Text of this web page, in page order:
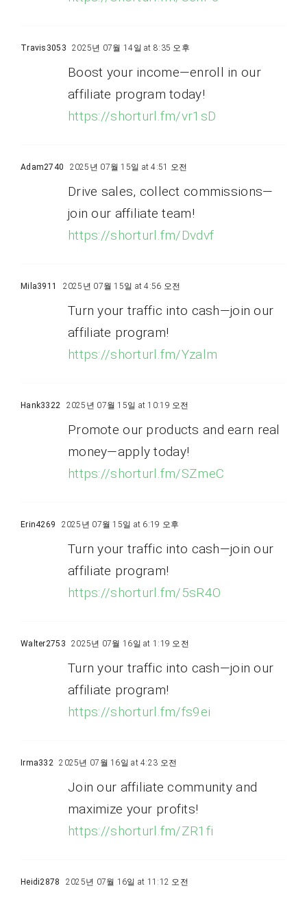
Travis3053 2025년 07월 14일 at 8:35 오후
Boost your income—enroll in our
affiliate program today!
https://shorturl.fm/vr1sD
Adam2740 2025년 07월 15일 at 4:51 오전
Drive sales, collect commissions—
join our affiliate team!
https://shorturl.fm/Dvdvf
Mila3911 2025년 07월 15일 at 4:56 오전
Turn your traffic into cash—join our
affiliate program!
https://shorturl.fm/Yzalm
Hank3322 2025년 07월 15일 at 10:19 오전
Promote our products and earn real
money—apply today!
https://shorturl.fm/SZmeC
Erin4269 2025년 07월 15일 at 6:19 오후
Turn your traffic into cash—join our
affiliate program!
https://shorturl.fm/5sR4O
Walter2753 2025년 07월 16일 at 1:19 오전
Turn your traffic into cash—join our
affiliate program!
https://shorturl.fm/fs9ei
Irma332 2025년 07월 16일 at 4:23 오전
Join our affiliate community and
maximize your profits!
https://shorturl.fm/ZR1fi
Heidi2878 2025년 07월 16일 at 11:12 오전